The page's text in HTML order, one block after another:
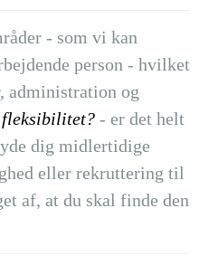
- som vi kan
person - hvilket
administration og
fleksibilitet? - er det helt
dig midlertidige
eller rekruttering til
af, at du skal finde den